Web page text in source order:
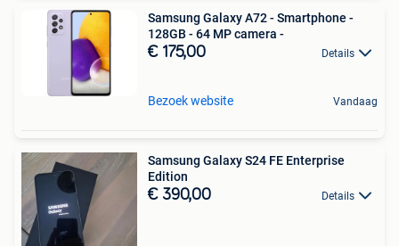
Samsung Galaxy A72 - Smartphone -
128GB - 64 MP camera -
€ 175,00 Details
Bezoek website Vandaag
Samsung Galaxy S24 FE Enterprise
Edition
€ 390,00 Details